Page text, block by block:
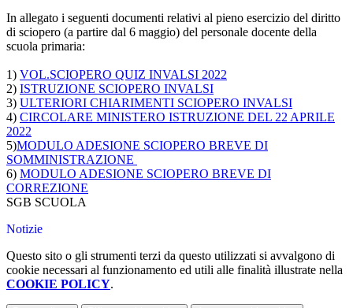
In allegato i seguenti documenti relativi al pieno esercizio del diritto
di sciopero (a partire dal 6 maggio) del personale docente della
scuola primaria:
1) VOL.SCIOPERO QUIZ INVALSI 2022
2) ISTRUZIONE SCIOPERO INVALSI
3) ULTERIORI CHIARIMENTI SCIOPERO INVALSI
4) CIRCOLARE MINISTERO ISTRUZIONE DEL 22 APRILE
2022
5)MODULO ADESIONE SCIOPERO BREVE DI
SOMMINISTRAZIONE
6) MODULO ADESIONE SCIOPERO BREVE DI
CORREZIONE
SGB SCUOLA
Notizie
Questo sito o gli strumenti terzi da questo utilizzati si avvalgono di
cookie necessari al funzionamento ed utili alle finalità illustrate nella
COOKIE POLICY.